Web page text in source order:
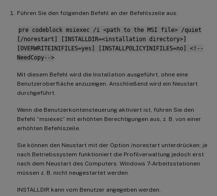
Führen Sie den folgenden Befehl an der Befehlszeile aus:
pre codeblock msiexec /i <path to the MSI file> /quiet
[/norestart] [INSTALLDIR=<installation directory>]
[OVERWRITEINIFILES=yes] [INSTALLPOLICYINIFILES=no] <!--
NeedCopy-->
Mit diesem Befehl wird die Installation ausgeführt, ohne eine
Benutzeroberfläche anzuzeigen. Anschließend wird ein Neustart
durchgeführt.
Wenn die Benutzerkontensteuerung aktiviert ist, führen Sie den
Befehl “msiexec” mit erhöhten Berechtigungen aus, z. B. von einer
erhöhten Befehlszeile.
Sie können den Neustart mit der Option /norestart unterdrücken; je
nach Betriebssystem funktioniert die Profilverwaltung jedoch erst
nach dem Neustart des Computers. Windows 7-Arbeitsstationen
müssen z. B. nicht neugestartet werden.
INSTALLDIR kann vom Benutzer angegeben werden.